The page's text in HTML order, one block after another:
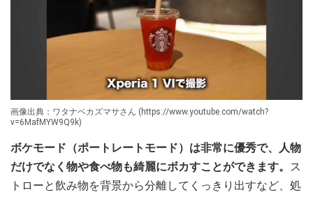
画像出典：ワタナベカズマサさん (https://www.youtube.com/watch?
v=6MafMYW9Q9k)
ボケモード（ポートレートモード）は非常に優秀で、人物
だけでなく物や食べ物も綺麗にボカすことができます。 ス
トローと飲み物を背景から分離してくっきり出すなど、処